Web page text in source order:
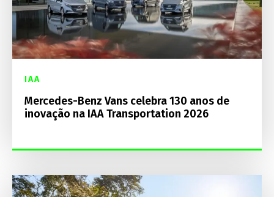
IAA
Mercedes-Benz Vans celebra 130 anos de
inovação na IAA Transportation 2026